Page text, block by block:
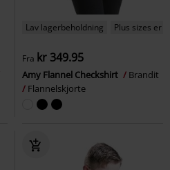
Lav lagerbeholdning Plus sizes er
Fra kr 349.95
Amy Flannel Checkshirt
Brandit
Flannelskjorte